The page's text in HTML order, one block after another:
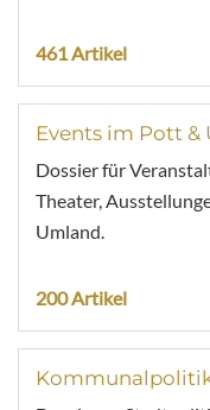
461 Artikel
Events im Pott &
Dossier für
Theater,
Umland.
200 Artikel